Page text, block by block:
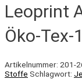
Leoprint
Öko-Tex-
Artikelnummer: 201-
Stoffe Schlagwort: